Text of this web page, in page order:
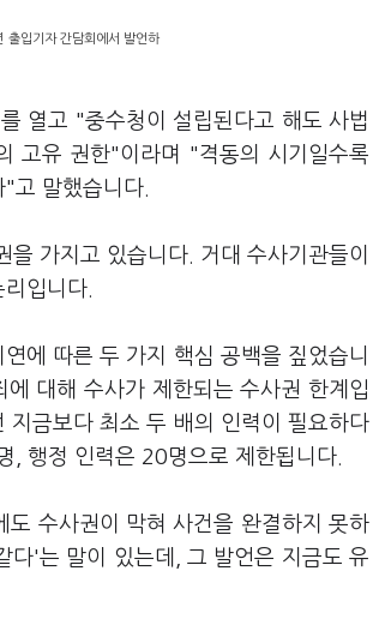
출입기자 간담회에서 발언하
열고 "중수청이 설립된다고 해도 사법
고유 권한"이라며 "격동의 시기일수록
고 말했습니다.
가지고 있습니다. 거대 수사기관들이
리입니다.
에 따른 두 가지 핵심 공백을 짚었습니
대해 수사가 제한되는 수사권 한계입
지금보다 최소 두 배의 인력이 필요하다
, 행정 인력은 20명으로 제한됩니다.
수사권이 막혀 사건을 완결하지 못하
'는 말이 있는데, 그 발언은 지금도 유